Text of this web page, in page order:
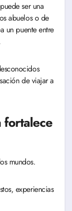
ser una
abuelos o de
un puente entre
de viajar a
fortalece
mundos.
experiencias